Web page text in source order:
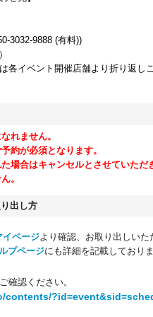
3032-9888 (有料))
イベント開催店舗より折り返し
れません。
約が必須となります。
場合はキャンセルとさせていただ
。
出し方
イページより確認、お取り出しいた
プページにも詳細を記載しておりま
確認ください。
contents/